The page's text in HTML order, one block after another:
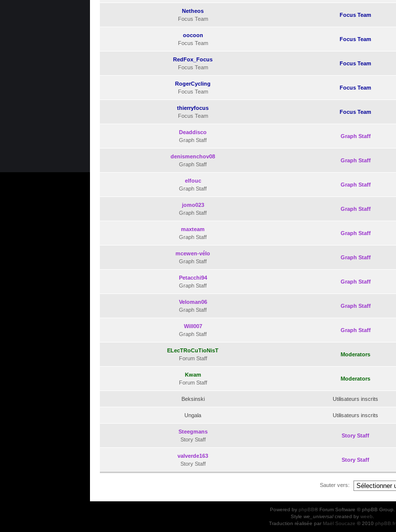
Netheos
Focus Team
Focus Team
oocoon
Focus Team
Focus Team
RedFox_Focus
Focus Team
Focus Team
RogerCycling
Focus Team
Focus Team
thierryfocus
Focus Team
Focus Team
Deaddisco
Graph Staff
Graph Staff
denismenchov08
Graph Staff
Graph Staff
elfouc
Graph Staff
Graph Staff
jomo023
Graph Staff
Graph Staff
maxteam
Graph Staff
Graph Staff
mcewen-vélo
Graph Staff
Graph Staff
Petacchi94
Graph Staff
Graph Staff
Veloman06
Graph Staff
Graph Staff
Will007
Graph Staff
Graph Staff
ELecTRoCuTioNisT
Forum Staff
Moderators
Kwam
Forum Staff
Moderators
Beksinski Utilisateurs inscrits
Ungala Utilisateurs inscrits
Steegmans
Story Staff
Story Staff
valverde163
Story Staff
Story Staff
Sauter vers:
Powered by phpBB® Forum Software © phpBB Group.
Style we_universalcreated by weeb
Traduction réalisée par Maël Soucaze © 2010 phpBB.fr